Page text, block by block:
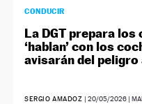
CONDUCIR
La DGT prepara los
‘hablan’ con los
avisarán del
SERGIO AMADOZ | 20/05/2026|